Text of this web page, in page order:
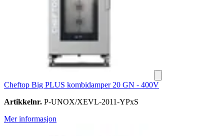
Cheftop Big PLUS kombidamper 20 GN - 400V
Artikkelnr. P-UNOX/XEVL-2011-YPxS
Mer informasjon